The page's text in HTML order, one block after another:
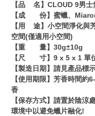
【品 名】 CLOUD 9男士
【成 份】蜜蠟、
【用
途】小空間淨化與
空間(僅適用小空間)
【重 量】 30g±10g
【尺 寸】 9 x 5 x 1 單
【製造日期】請見產品標
【使用期限】芳香時間約
香
【保存方式】請置於陰涼
環境中以避免蠟片融化!